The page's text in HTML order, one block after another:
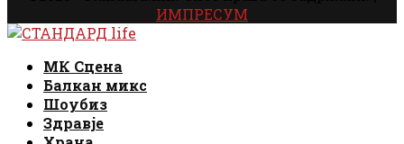
ИМПРЕСУМ
Facebook
Instagram
Email
Rss
МК Сцена
Балкан микс
Шоубиз
Здравје